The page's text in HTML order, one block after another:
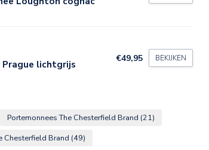
lichtgrijs €49,95 BEKIJKEN
Portemonnees The Chesterfield Brand (21)
Chesterfield Brand (49)